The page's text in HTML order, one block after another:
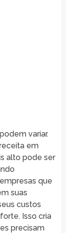
variar.
em
alto pode ser
que
suas
custos
Isso cria
precisam